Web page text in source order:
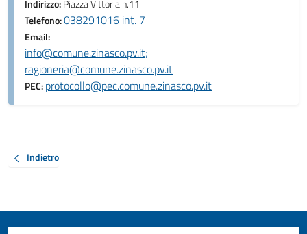
Indirizzo:Piazza Vittoria n.11
Telefono:038291016 int. 7
Email:
info@comune.zinasco.pv.it;
ragioneria@comune.zinasco.pv.it
PEC:protocollo@pec.comune.zinasco.pv.it
Indietro